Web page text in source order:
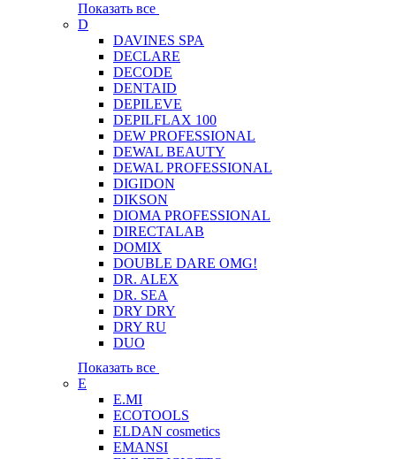
Показать все
D
DAVINES SPA
DECLARE
DECODE
DENTAID
DEPILEVE
DEPILFLAX 100
DEW PROFESSIONAL
DEWAL BEAUTY
DEWAL PROFESSIONAL
DIGIDON
DIKSON
DIOMA PROFESSIONAL
DIRECTALAB
DOMIX
DOUBLE DARE OMG!
DR. ALEX
DR. SEA
DRY DRY
DRY RU
DUO
Показать все
E
E.MI
ECOTOOLS
ELDAN cosmetics
EMANSI